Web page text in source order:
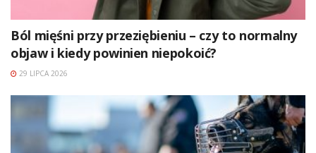
Ból mięśni przy przeziębieniu – czy to normalny
objaw i kiedy powinien niepokoić?
29 LIPCA 2026